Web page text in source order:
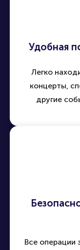
Удобная
Легко
концерты,
другие
Все операции